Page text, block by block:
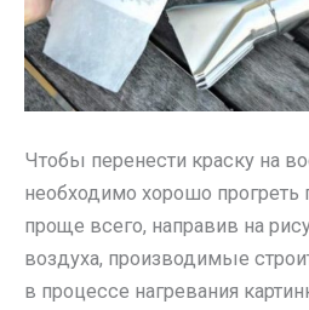
Чтобы перенести краску на
необходимо хорошо прогреть
проще всего, направив на
воздуха, производимые
в процессе нагревания